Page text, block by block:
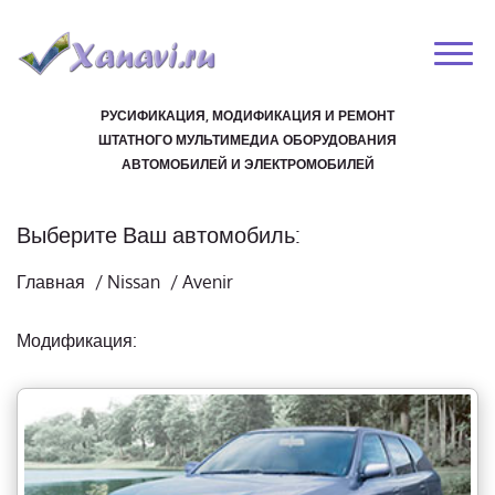
РУСИФИКАЦИЯ, МОДИФИКАЦИЯ И РЕМОНТ
ШТАТНОГО МУЛЬТИМЕДИА ОБОРУДОВАНИЯ
АВТОМОБИЛЕЙ И ЭЛЕКТРОМОБИЛЕЙ
Выберите Ваш автомобиль:
Главная / Nissan / Avenir
Модификация: